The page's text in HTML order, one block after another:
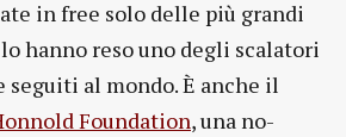
in free solo delle più grandi
hanno reso uno degli scalatori
al mondo. È anche il
Foundation, una no-